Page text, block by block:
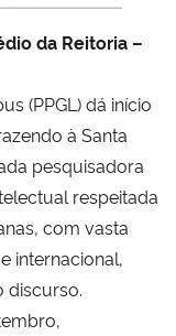
da Reitoria –
(PPGL) dá início
à Santa
pesquisadora
respeitada
com vasta
internacional,
discurso.